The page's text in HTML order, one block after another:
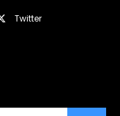
Twitter